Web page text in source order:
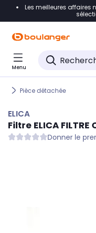
Accéder directement
Accéder directement
Accéder directement
Les meilleures affaires
Menu
Pièce détachée
ELICA
Filtre ELICA FILTRE
Donner le